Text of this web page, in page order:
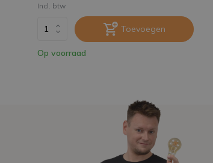
Incl. btw
Toevoegen
Op voorraad